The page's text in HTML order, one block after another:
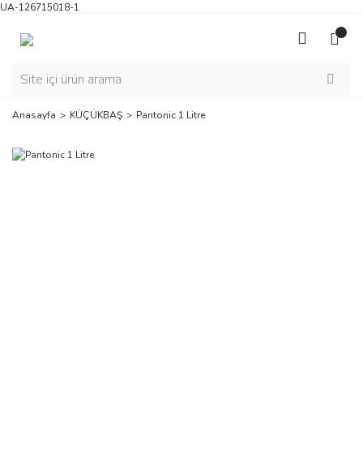
UA-126715018-1
Anasayfa KÜÇÜKBAŞ Pantonic 1 Litre